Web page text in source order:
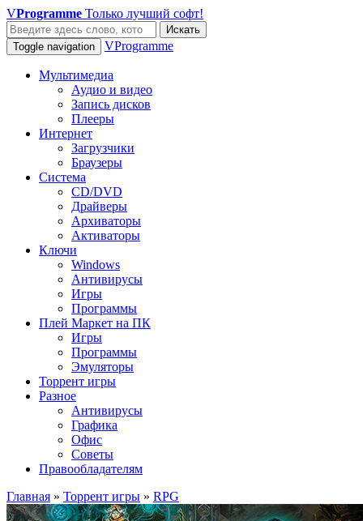
VProgramme Только лучший софт!
Искать
Toggle navigation
VProgramme
Мультимедиа
Аудио и видео
Запись дисков
Плееры
Интернет
Загрузчики
Браузеры
Система
CD/DVD
Драйверы
Архиваторы
Активаторы
Ключи
Windows
Антивирусы
Игры
Программы
Плей Маркет на ПК
Игры
Программы
Эмуляторы
Торрент игры
Разное
Антивирусы
Графика
Офис
Советы
Правообладателям
Главная » Торрент игры » RPG